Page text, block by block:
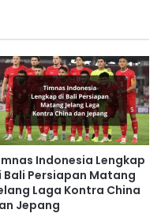
Indonesia Lengkap
Bali Persiapan Matang
Laga Kontra China
Jepang